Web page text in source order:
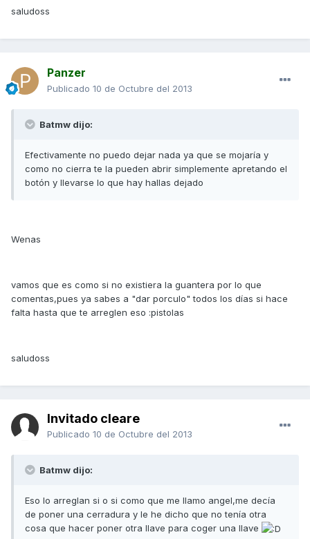
saludoss
Panzer
Publicado 10 de Octubre del 2013
Batmw dijo:
Efectivamente no puedo dejar nada ya que se mojaría y
como no cierra te la pueden abrir simplemente apretando el
botón y llevarse lo que hay hallas dejado
Wenas
vamos que es como si no existiera la guantera por lo que
comentas,pues ya sabes a "dar porculo" todos los días si hace
falta hasta que te arreglen eso :pistolas
saludoss
Invitado cleare
Publicado 10 de Octubre del 2013
Batmw dijo:
Eso lo arreglan si o si como que me llamo angel,me decía
de poner una cerradura y le he dicho que no tenía otra
cosa que hacer poner otra llave para coger una llave